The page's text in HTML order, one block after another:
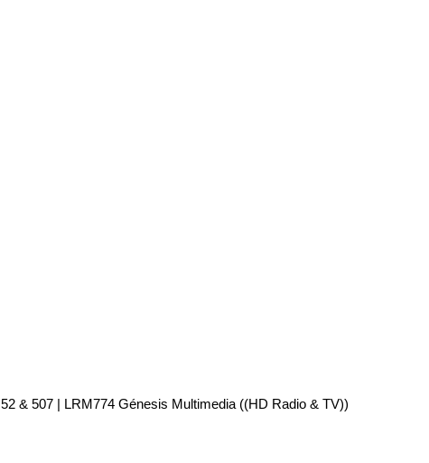
& 507 | LRM774 Génesis Multimedia ((HD Radio & TV))